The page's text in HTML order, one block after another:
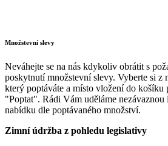
Množstevní slevy
Neváhejte se na nás kdykoliv obrátit s
poskytnutí množstevní slevy. Vyberte si z
který poptáváte a místo vložení do košíku
"Poptat". Rádi Vám uděláme
nabídku dle poptávaného množství.
Zimní údržba z pohledu legislativy